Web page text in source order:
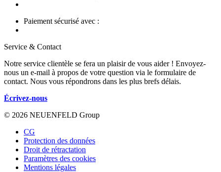
Paiement sécurisé avec :
Service & Contact
Notre service clientèle se fera un plaisir de vous aider ! Envoyez-
nous un e-mail à propos de votre question via le formulaire de
contact. Nous vous répondrons dans les plus brefs délais.
Écrivez-nous
© 2026 NEUENFELD Group
CG
Protection des données
Droit de rétractation
Paramètres des cookies
Mentions légales